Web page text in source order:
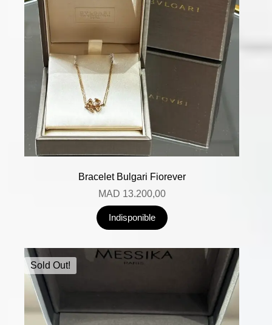
Bracelet Bulgari Fiorever
MAD 13.200,00
Indisponible
Sold Out!